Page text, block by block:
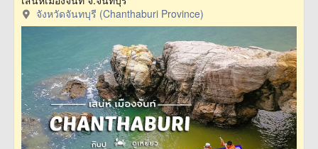
จังหวัดจันทบุรี (Chanthaburi Province)